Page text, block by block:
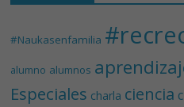
#Naukasenfamilia
alumno alumnos
Especiales charla ciencia